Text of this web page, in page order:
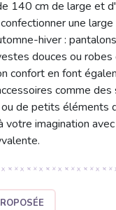
140 cm de large et
une
hiver :
douces ou robes
confort en font
comme des
de petits éléments
votre imagination